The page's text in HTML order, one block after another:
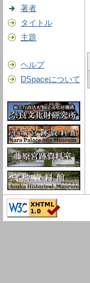
著者
タイトル
主題
ヘルプ
DSpaceについて